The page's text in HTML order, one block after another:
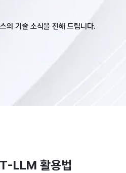
의 기술 소식을 전해 드립니다.
LLM 활용법